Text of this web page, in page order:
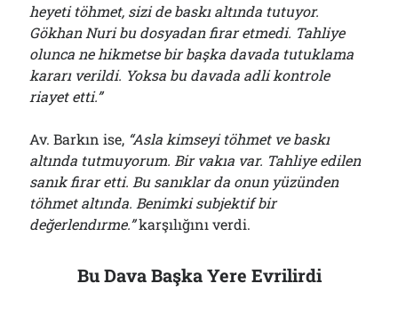
heyeti töhmet, sizi de baskı altında tutuyor.
Gökhan Nuri bu dosyadan firar etmedi. Tahliye
olunca ne hikmetse bir başka davada tutuklama
kararı verildi. Yoksa bu davada adli kontrole
riayet etti.”
Av. Barkın ise, “Asla kimseyi töhmet ve baskı
altında tutmuyorum. Bir vakıa var. Tahliye edilen
sanık firar etti. Bu sanıklar da onun yüzünden
töhmet altında. Benimki subjektif bir
değerlendırme.”karşılığını verdi.
Bu Dava Başka Yere Evrilirdi